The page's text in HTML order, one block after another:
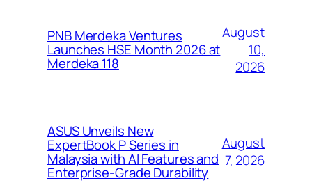
PNB Merdeka Ventures
Launches HSE Month 2026 at
Merdeka 118
August
10,
2026
ASUS Unveils New
ExpertBook P Series in
Malaysia with AI Features and
Enterprise-Grade Durability
August
7, 2026